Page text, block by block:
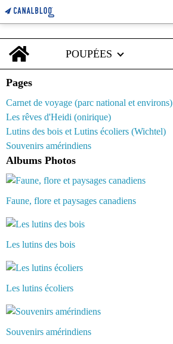
Home
POUPÉES
Pages
Carnet de voyage (parc national et environs)
Les rêves d'Heidi (onirique)
Lutins des bois et Lutins écoliers (Wichtel)
Souvenirs amérindiens
Albums Photos
Faune, flore et paysages canadiens
Les lutins des bois
Les lutins écoliers
Souvenirs amérindiens